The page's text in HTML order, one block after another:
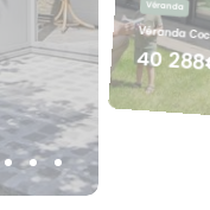
40
Véranda
Véranda